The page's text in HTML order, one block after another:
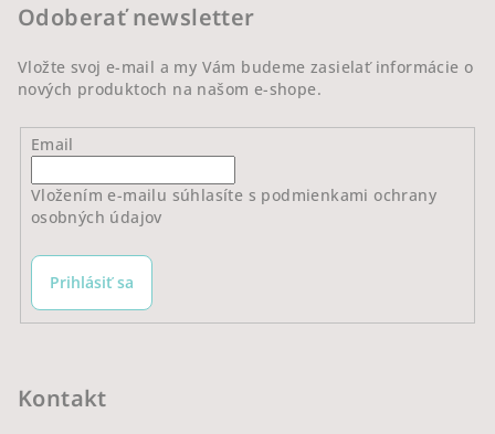
Odoberať newsletter
Vložte svoj e-mail a my Vám budeme zasielať informácie o
nových produktoch na našom e-shope.
Email
Vložením e-mailu súhlasíte s podmienkami ochrany
osobných údajov
Prihlásiť sa
Kontakt